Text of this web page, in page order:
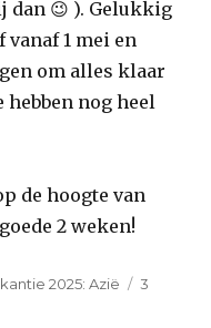
dan 😉 ). Gelukkig
1 mei en
om alles klaar
hebben nog heel
de hoogte van
2 weken!
2025: Azië
3